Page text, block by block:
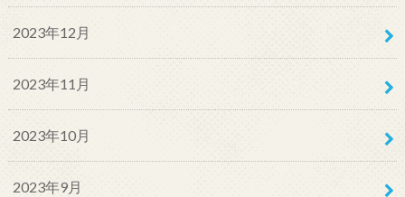
2023年12月
2023年11月
2023年10月
2023年9月